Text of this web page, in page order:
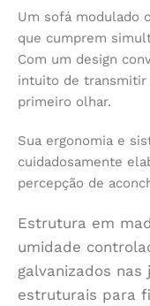
Um sofá modulado
que cumprem
Com um design
intuito de transmitir
primeiro olhar.
Sua ergonomia e
cuidadosamente
percepção de
Estrutura em
umidade
galvanizados nas
estruturais para